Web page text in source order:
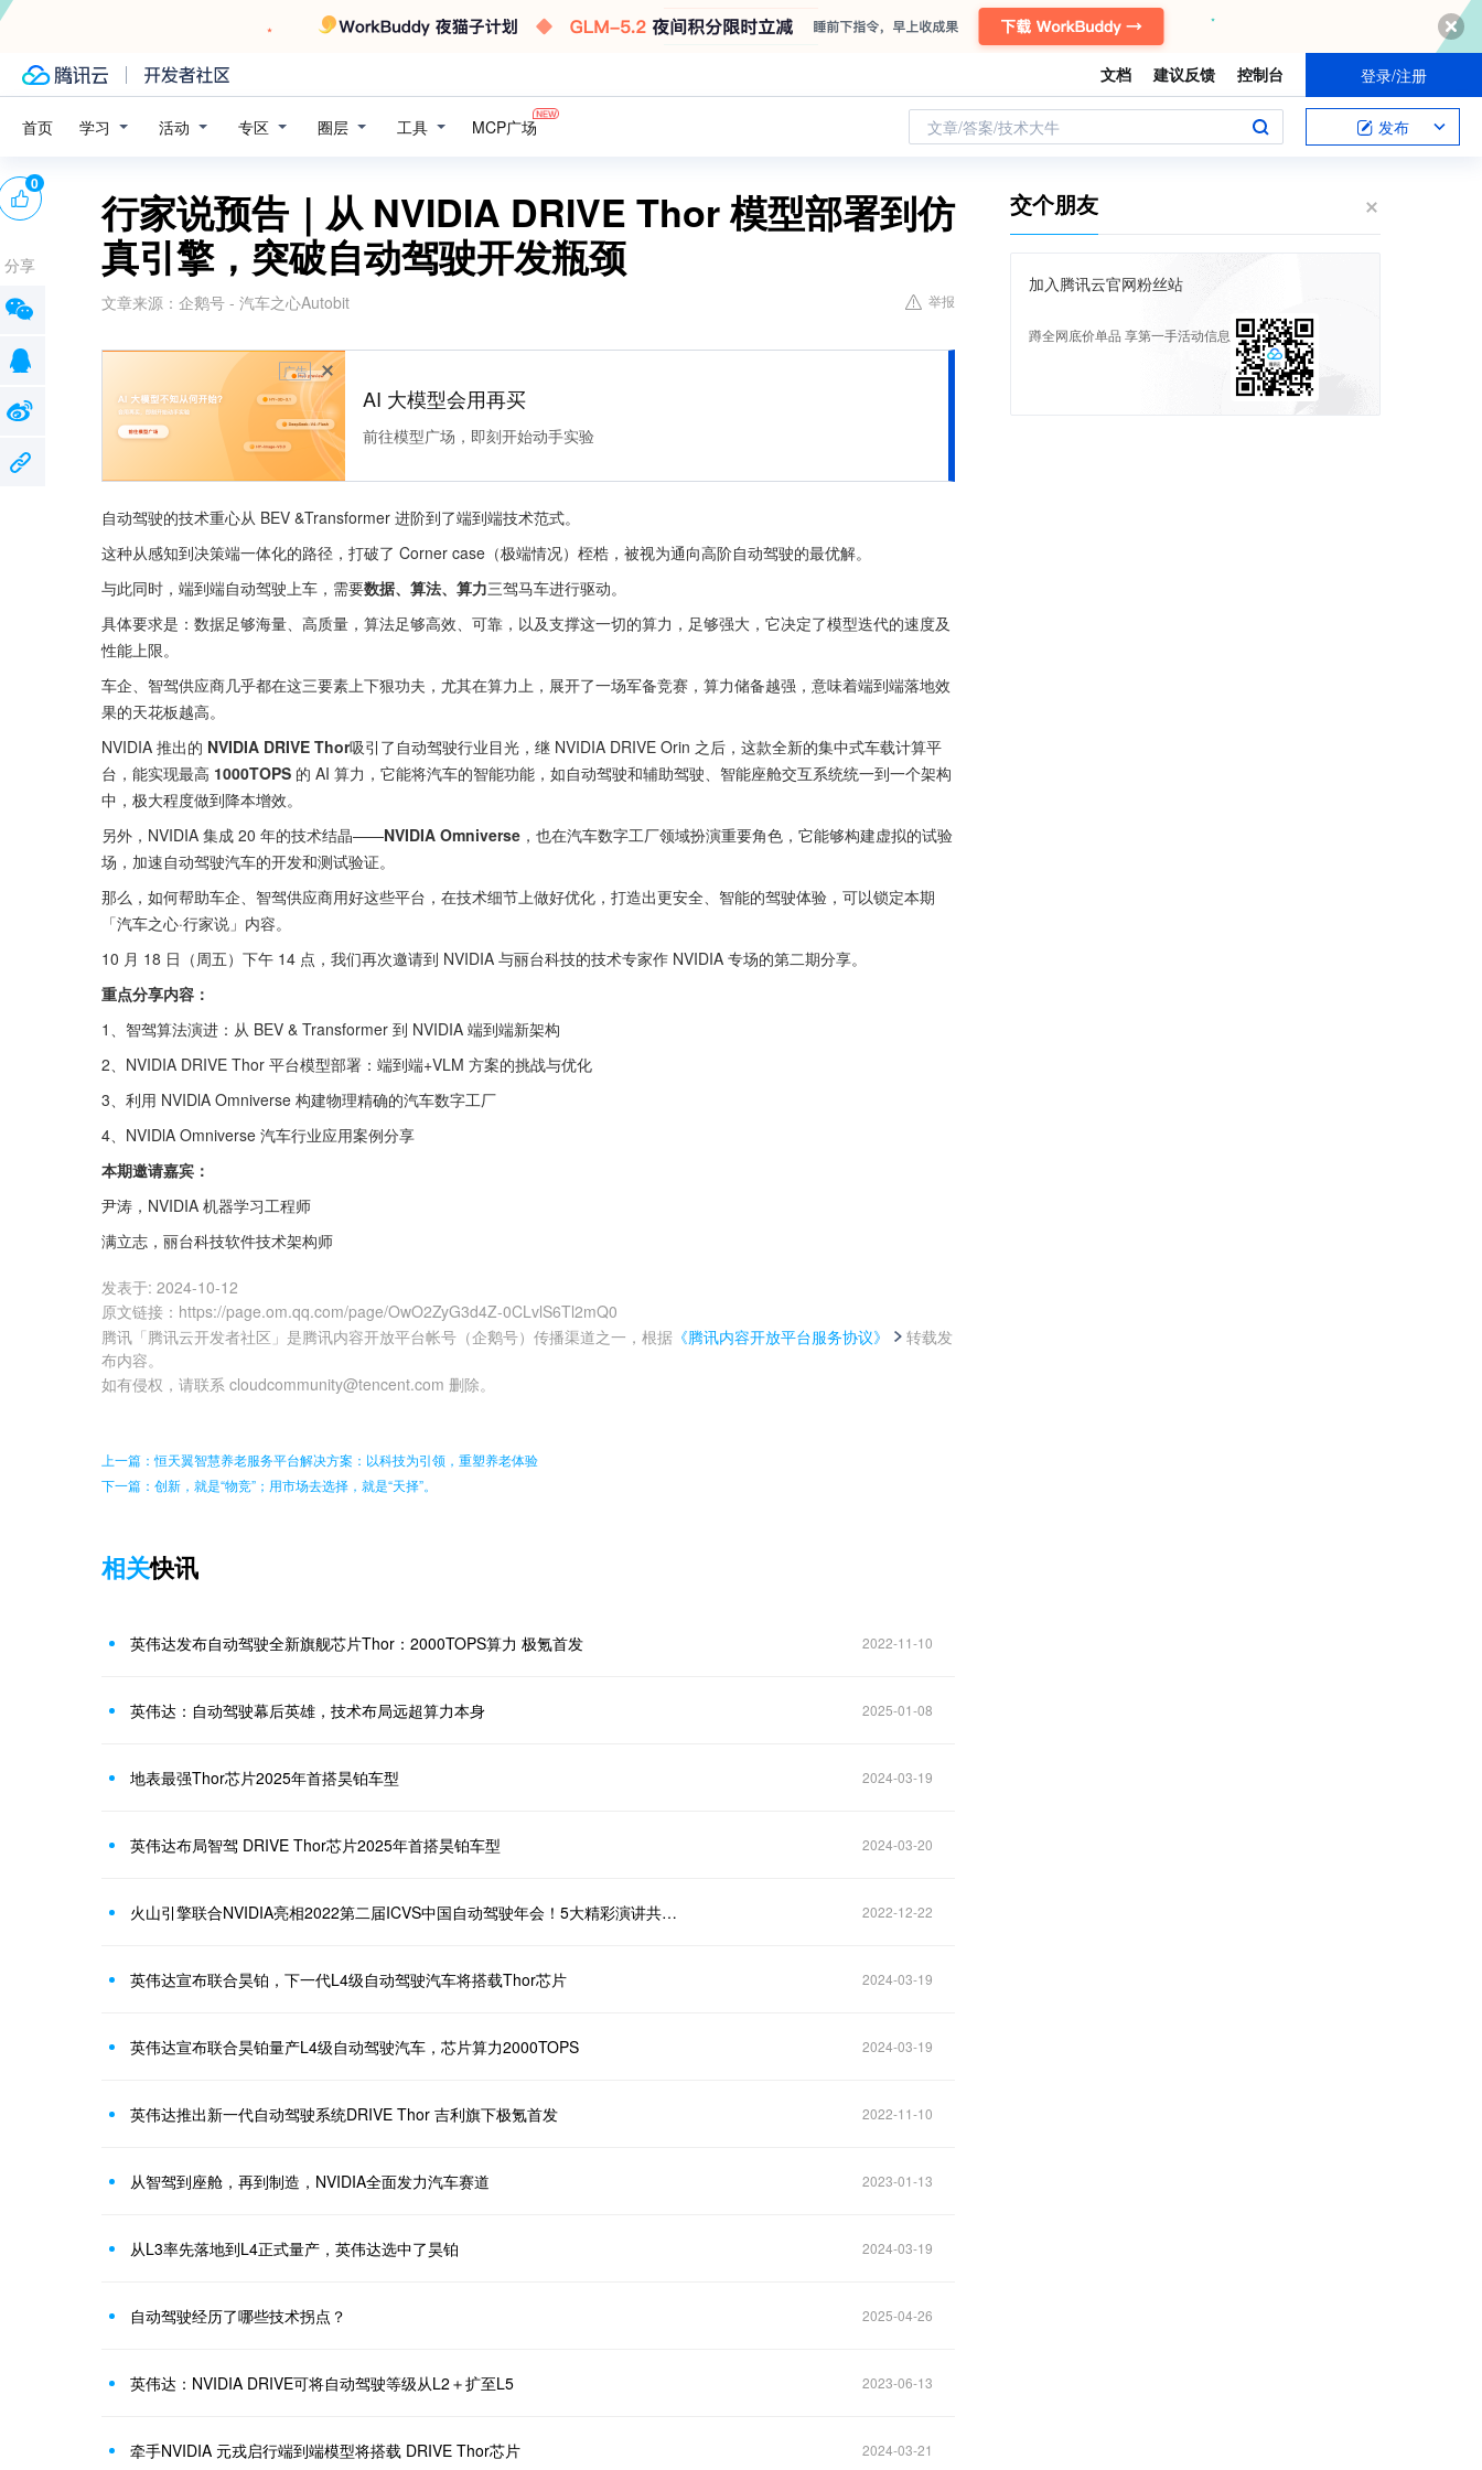
文档 建议反馈 控制台 登录/注册
首页 学习 活动 专区 圈层 工具 MCP广场 文章/答案/技术大牛 发布
行家说预告｜从 NVIDIA DRIVE Thor 模型部署到仿
真引擎，突破自动驾驶开发瓶颈
文章来源： 企鹅号 - 汽车之心Autobit 举报
广告
AI 大模型会用再买
前往模型广场，即刻开始动手实验
自动驾驶的技术重心从 BEV &Transformer 进阶到了端到端技术范式。
这种从感知到决策端一体化的路径，打破了 Corner case（极端情况）桎梏，被视为通向高阶自动驾驶的最优解。
与此同时，端到端自动驾驶上车，需要数据、算法、算力三驾马车进行驱动。
具体要求是：数据足够海量、高质量，算法足够高效、可靠，以及支撑这一切的算力，足够强大，它决定了模型迭代的速度及
性能上限。
车企、智驾供应商几乎都在这三要素上下狠功夫，尤其在算力上，展开了一场军备竞赛，算力储备越强，意味着端到端落地效
果的天花板越高。
NVIDIA 推出的 NVIDIA DRIVE Thor吸引了自动驾驶行业目光，继 NVIDIA DRIVE Orin 之后，这款全新的集中式车载计算平
台，能实现最高 1000TOPS 的 AI 算力，它能将汽车的智能功能，如自动驾驶和辅助驾驶、智能座舱交互系统统一到一个架构
中，极大程度做到降本增效。
另外，NVIDIA 集成 20 年的技术结晶——NVIDIA Omniverse ，也在汽车数字工厂领域扮演重要角色，它能够构建虚拟的试验
场，加速自动驾驶汽车的开发和测试验证。
那么，如何帮助车企、智驾供应商用好这些平台，在技术细节上做好优化，打造出更安全、智能的驾驶体验，可以锁定本期
「汽车之心·行家说」内容。
10 月 18 日（周五）下午 14 点，我们再次邀请到 NVIDIA 与丽台科技的技术专家作 NVIDIA 专场的第二期分享。
重点分享内容：
1、智驾算法演进：从 BEV & Transformer 到 NVIDIA 端到端新架构
2、NVIDIA DRIVE Thor 平台模型部署：端到端+VLM 方案的挑战与优化
3、利用 NVIDlA Omniverse 构建物理精确的汽车数字工厂
4、NVIDlA Omniverse 汽车行业应用案例分享
本期邀请嘉宾：
尹涛，NVIDIA 机器学习工程师
满立志，丽台科技软件技术架构师
发表于: 2024-10-12
原文链接 ： https://page.om.qq.com/page/OwO2ZyG3d4Z-0CLvlS6Tl2mQ0
腾讯「腾讯云开发者社区」是腾讯内容开放平台帐号（企鹅号）传播渠道之一，根据 《腾讯内容开放平台服务协议》
转载发
布内容。
如有侵权，请联系 cloudcommunity@tencent.com 删除。
0
分享
上一篇：恒天翼智慧养老服务平台解决方案：以科技为引领，重塑养老体验
下一篇：创新，就是“物竞”；用市场去选择，就是“天择”。
相关快讯
英伟达发布自动驾驶全新旗舰芯片Thor：2000TOPS算力 极氪首发 2022-11-10
英伟达：自动驾驶幕后英雄，技术布局远超算力本身 2025-01-08
地表最强Thor芯片2025年首搭昊铂车型 2024-03-19
英伟达布局智驾 DRIVE Thor芯片2025年首搭昊铂车型 2024-03-20
火山引擎联合NVIDIA亮相2022第二届ICVS中国自动驾驶年会！5大精彩演讲共商智能驾驶新路径！ 2022-12-22
英伟达宣布联合昊铂，下一代L4级自动驾驶汽车将搭载Thor芯片 2024-03-19
英伟达宣布联合昊铂量产L4级自动驾驶汽车，芯片算力2000TOPS 2024-03-19
英伟达推出新一代自动驾驶系统DRIVE Thor 吉利旗下极氪首发 2022-11-10
从智驾到座舱，再到制造，NVIDIA全面发力汽车赛道 2023-01-13
从L3率先落地到L4正式量产，英伟达选中了昊铂 2024-03-19
自动驾驶经历了哪些技术拐点？ 2025-04-26
英伟达：NVIDIA DRIVE可将自动驾驶等级从L2＋扩至L5 2023-06-13
牵手NVIDIA 元戎启行端到端模型将搭载 DRIVE Thor芯片 2024-03-21
交个朋友
加入腾讯云官网粉丝站
蹲全网底价单品 享第一手活动信息